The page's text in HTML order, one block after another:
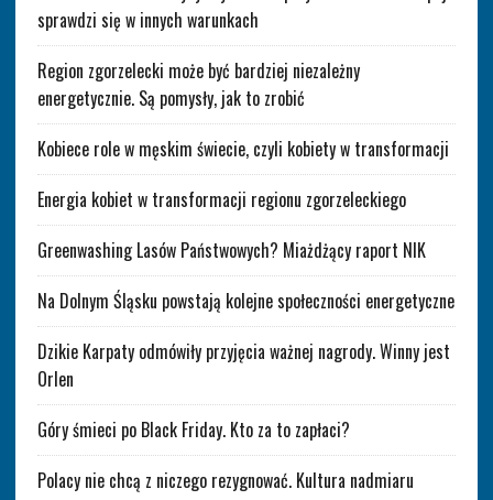
sprawdzi się w innych warunkach
Region zgorzelecki może być bardziej niezależny
energetycznie. Są pomysły, jak to zrobić
Kobiece role w męskim świecie, czyli kobiety w transformacji
Energia kobiet w transformacji regionu zgorzeleckiego
Greenwashing Lasów Państwowych? Miażdżący raport NIK
Na Dolnym Śląsku powstają kolejne społeczności energetyczne
Dzikie Karpaty odmówiły przyjęcia ważnej nagrody. Winny jest
Orlen
Góry śmieci po Black Friday. Kto za to zapłaci?
Polacy nie chcą z niczego rezygnować. Kultura nadmiaru